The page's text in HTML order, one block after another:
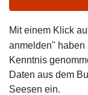
Mit einem Klick
anmelden" haben
Kenntnis
Daten aus dem
Seesen ein.